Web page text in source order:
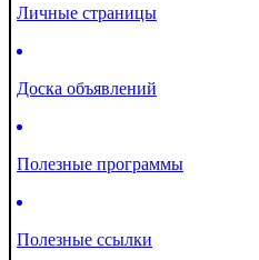
Личные страницы
Доска объявлений
Полезные программы
Полезные ссылки